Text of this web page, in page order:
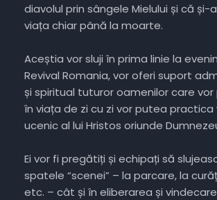
diavolul prin sângele Mielului și că și-
viața chiar până la moarte.
Aceștia vor sluji în prima linie la
Revival Romania, vor oferi suport
și spiritual tuturor oamenilor care
în viața de zi cu zi vor putea practica
ucenic al lui Hristos oriunde
Ei vor fi pregătiți și echipați să
spatele “scenei” – la parcare, la
etc. – cât și în eliberarea și